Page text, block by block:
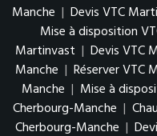
Manche | Devis VTC
Mise à disposition
Martinvast | Devis VTC
Manche | Réserver VTC
Manche | Mise à
Cherbourg-Manche |
Cherbourg-Manche |